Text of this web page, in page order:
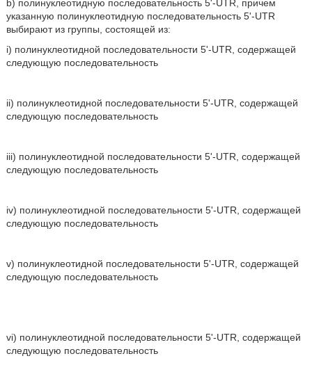
b) полинуклеотидную последовательность 5'-UTR, причем
указанную полинуклеотидную последовательность 5'-UTR
выбирают из группы, состоящей из:
i) полинуклеотидной последовательности 5'-UTR, содержащей
следующую последовательность
ii) полинуклеотидной последовательности 5'-UTR, содержащей
следующую последовательность
iii) полинуклеотидной последовательности 5'-UTR, содержащей
следующую последовательность
iv) полинуклеотидной последовательности 5'-UTR, содержащей
следующую последовательность
v) полинуклеотидной последовательности 5'-UTR, содержащей
следующую последовательность
vi) полинуклеотидной последовательности 5'-UTR, содержащей
следующую последовательность